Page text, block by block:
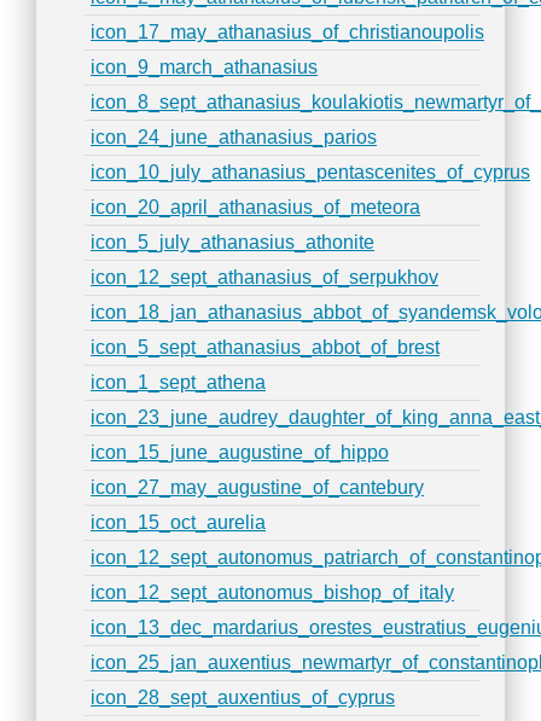
icon_17_may_athanasius_of_christianoupolis
icon_9_march_athanasius
icon_24_june_athanasius_parios
icon_10_july_athanasius_pentascenites_of_cyprus
icon_20_april_athanasius_of_meteora
icon_5_july_athanasius_athonite
icon_12_sept_athanasius_of_serpukhov
icon_5_sept_athanasius_abbot_of_brest
icon_1_sept_athena
icon_15_june_augustine_of_hippo
icon_27_may_augustine_of_cantebury
icon_15_oct_aurelia
icon_12_sept_autonomus_bishop_of_italy
icon_28_sept_auxentius_of_cyprus